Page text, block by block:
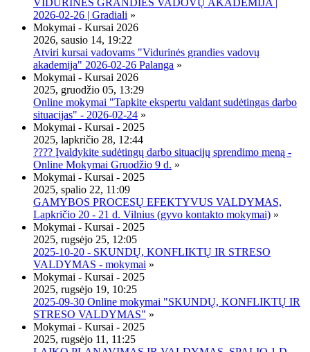
VIDURINĖS GRANDIES VADOVŲ AKADEMIJA |
2026-02-26 | Gradiali »
Mokymai - Kursai 2026
2026, sausio 14, 19:22
Atviri kursai vadovams "Vidurinės grandies vadovų
akademija" 2026-02-26 Palanga »
Mokymai - Kursai 2026
2025, gruodžio 05, 13:29
Online mokymai "Tapkite ekspertu valdant sudėtingas darbo
situacijas" - 2026-02-24 »
Mokymai - Kursai - 2025
2025, lapkričio 28, 12:44
???? Įvaldykite sudėtingų darbo situacijų sprendimo meną -
Online Mokymai Gruodžio 9 d. »
Mokymai - Kursai - 2025
2025, spalio 22, 11:09
GAMYBOS PROCESŲ EFEKTYVUS VALDYMAS,
Lapkričio 20 - 21 d. Vilnius (gyvo kontakto mokymai) »
Mokymai - Kursai - 2025
2025, rugsėjo 25, 12:05
2025-10-20 - SKUNDŲ, KONFLIKTŲ IR STRESO
VALDYMAS - mokymai »
Mokymai - Kursai - 2025
2025, rugsėjo 19, 10:25
2025-09-30 Online mokymai "SKUNDŲ, KONFLIKTŲ IR
STRESO VALDYMAS" »
Mokymai - Kursai - 2025
2025, rugsėjo 11, 11:25